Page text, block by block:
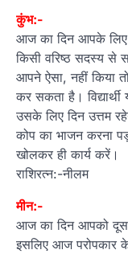
कुंभ:-
आज का दिन आपके
किसी वरिष्ठ सदस्य से
आपने ऐसा, नहीं किया
कर सकता है।
उसके लिए दिन उत्तम
कोप का भाजन करना
खोलकर ही कार्य करें।
राशिरत्न:-नीलम
मीन:-
आज का दिन आपको
इसलिए आज परोपकार